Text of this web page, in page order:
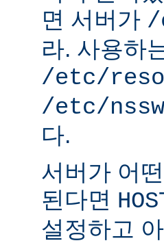
면 서버가 /
라. 사용하
/etc/
/etc/
다.
서버가 어
된다면
설정하고